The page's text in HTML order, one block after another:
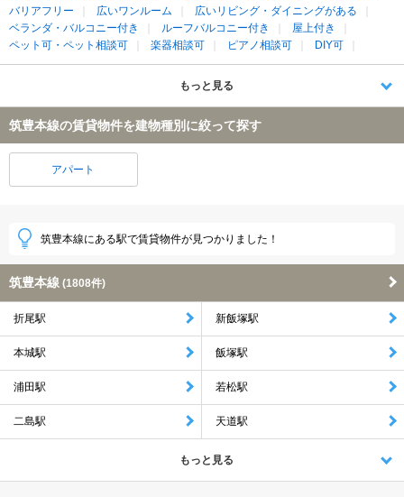
バリアフリー
広いワンルーム
広いリビング・ダイニングがある
ベランダ・バルコニー付き
ルーフバルコニー付き
屋上付き
ペット可・ペット相談可
楽器相談可 ピアノ相談可 DIY可
もっと見る
筑豊本線の賃貸物件を建物種別に絞って探す
アパート
筑豊本線にある駅で賃貸物件が見つかりました！
筑豊本線 (1808件)
折尾駅 新飯塚駅
本城駅 飯塚駅
浦田駅 若松駅
二島駅 天道駅
もっと見る